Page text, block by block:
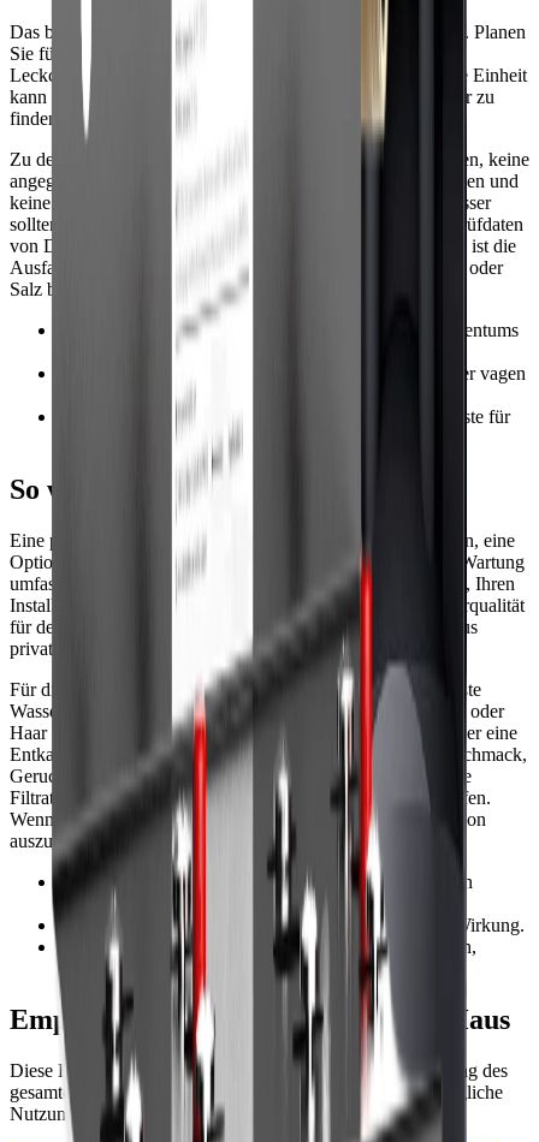
Das beste System ist das, das auch tatsächlich gewartet wird. Planen
Sie für diesen Anwendungsfall den Kartuschenaustausch,
Leckchecks und regelmäßiges Durchspülen. Eine günstigere Einheit
kann teuer werden, wenn Kartuschen proprietär sind, schwer zu
finden oder zu oft ausgetauscht werden.
Zu den Warnsignalen gehören vage Angaben zu Schadstoffen, keine
angegebene Durchflussrate, keine Kosten für Ersatzkartuschen und
keine klare Installationsanleitung. Bei Angaben für Trinkwasser
sollten Sie nach NSF/ANSI-Normen oder nachweisbaren Prüfdaten
von Dritten Ausschau halten. Für den geschäftlichen Einsatz ist die
Ausfallzeit entscheidend. Halten Sie daher Ersatzkartuschen oder
Salz bereit und dokumentieren Sie den Serviceplan.
Vergleichen Sie die jährlichen Gesamtkosten des Eigentums
– nicht nur den Kaufpreis.
Vermeiden Sie Systeme mit unklaren Ersatzteilen oder vagen
Führen Sie eine einfache Wartungsprotokoll-Checkliste für
eine konstante Leistung.
So wählen Sie die beste Option
Eine praktische Shortlist sollte eine budgetfreundliche Option, eine
Option mit höherer Kapazität und eine Option mit geringer Wartung
umfassen. Vergleichen Sie jede Option mit Ihrem Wassertest, Ihren
Installationsgrenzen und den Folgen einer schlechten Wasserqualität
für den Whole House-Wasserfilter bei Bakterienbedenken aus
privater Brunnenanlage.
Für die meisten Käufer ist der sicherste Weg, zuerst das größte
Wasserproblem zu lösen. Wenn Härte Armaturen beschädigt oder
Haar und Haut beeinträchtigt, priorisieren Sie Enthärtung oder eine
Entkalkungs-/Maßnahmen zur Entkalkung. Geht es um Geschmack,
Geruch oder die Sicherheit des Trinkwassers, priorisieren Sie
Filtrationszertifizierungen und die Reduktion von Schadstoffen.
Wenn beides vorliegt, kombinieren Sie die Stufen – statt davon
auszugehen, dass ein einziges Gerät alles übernimmt.
Starten Sie mit einem Wassertest oder einem aktuellen
kommunalen Bericht.
•
Priorisieren Sie zuerst das Problem mit der größten Wirkung.
Wählen Sie ein System, das Sie langfristig installieren,
warten und bezahlen können.
Empfohlene Systeme für das ganze Haus
Diese Empfehlungen sind starke Optionen für die Abdeckung des
gesamten Hauses, die Kontrolle von Sedimenten und die tägliche
Nutzung von Stadt- oder Brunnenwasser.